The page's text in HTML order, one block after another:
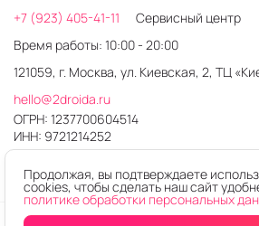
+7 (923) 405-41-11
Сервисный центр
Время работы: 10:00 - 20:00
121059, г. Москва, ул. Киевская, 2, ТЦ
hello@2droida.ru
ОГРН: 1237700604514
ИНН: 9721214252
Продолжая, вы подтверждаете
cookies, чтобы сделать наш сайт
политике обработки персональных